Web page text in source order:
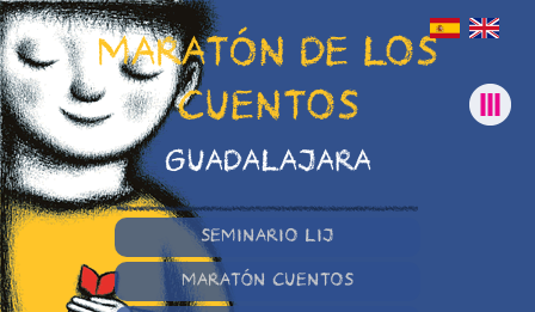
MARATÓN DE LOS
CUENTOS
GUADALAJARA
SEMINARIO LIJ
MARATÓN CUENTOS